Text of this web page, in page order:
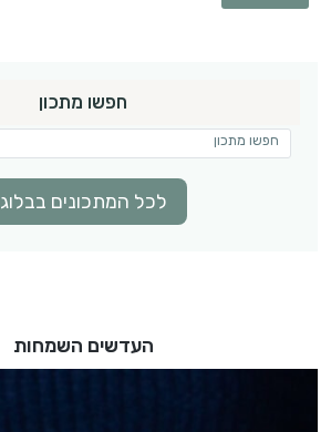
חפשו מתכון
לכל המתכונים בבלוג
העדשים השמחות